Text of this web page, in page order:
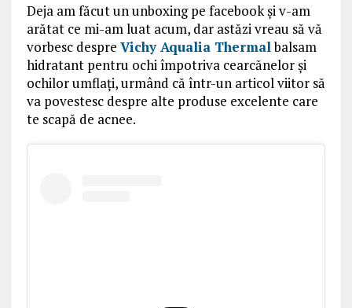
Deja am făcut un unboxing pe facebook și v-am
arătat ce mi-am luat acum, dar astăzi vreau să vă
vorbesc despre Vichy Aqualia Thermalbalsam
hidratant pentru ochi împotriva cearcănelor și
ochilor umflați, urmând că într-un articol viitor să
va povestesc despre alte produse excelente care
te scapă de acnee.